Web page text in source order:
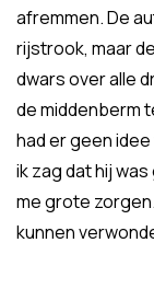
afremmen. De
rijstrook, maar
dwars over alle
de middenberm
had er geen
ik zag dat hij
me grote
kunnen